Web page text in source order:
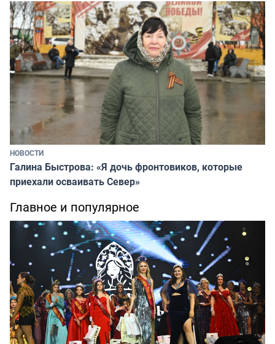
НОВОСТИ
Галина Быстрова: «Я дочь фронтовиков, которые
приехали осваивать Север»
Главное и популярное